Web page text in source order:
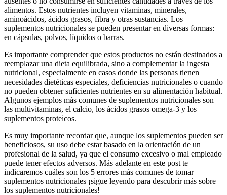
alimentos. Estos nutrientes incluyen vitaminas, minerales,
aminoácidos, ácidos grasos, fibra y otras sustancias. Los
suplementos nutricionales se pueden presentar en diversas formas:
en cápsulas, polvos, líquidos o barras.
Es importante comprender que estos productos no están destinados a
reemplazar una dieta equilibrada, sino a complementar la ingesta
nutricional, especialmente en casos donde las personas tienen
necesidades dietéticas especiales, deficiencias nutricionales o cuando
no pueden obtener suficientes nutrientes en su alimentación habitual.
Algunos ejemplos más comunes de suplementos nutricionales son
las multivitaminas, el calcio, los ácidos grasos omega-3 y los
suplementos proteicos.
Es muy importante recordar que, aunque los suplementos pueden ser
beneficiosos, su uso debe estar basado en la orientación de un
profesional de la salud, ya que el consumo excesivo o mal empleado
puede tener efectos adversos. Más adelante en este post te
indicaremos cuáles son los 5 errores más comunes de tomar
suplementos nutricionales ¡sigue leyendo para descubrir más sobre
los suplementos nutricionales!